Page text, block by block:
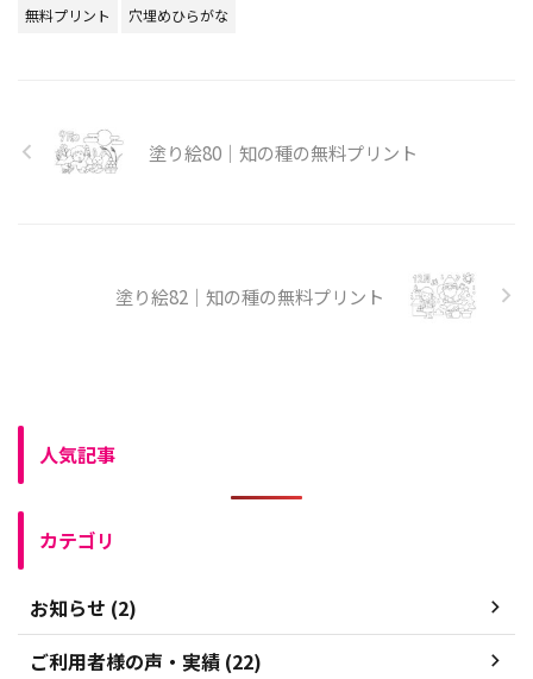
無料プリント 穴埋めひらがな
塗り絵80｜知の種の無料プリント
塗り絵82｜知の種の無料プリント
人気記事
カテゴリ
お知らせ (2)
ご利用者様の声・実績 (22)